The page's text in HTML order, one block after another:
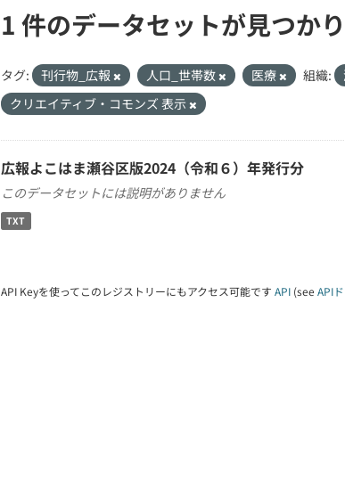
1 件のデータセットが見つか
タグ: 刊行物_広報 人口_世帯数 医療 組織:
クリエイティブ・コモンズ 表示
広報よこはま瀬谷区版2024（令和６）年発行分
このデータセットには説明がありません
TXT
API Keyを使ってこのレジストリーにもアクセス可能です API (see API